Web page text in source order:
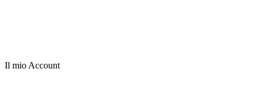
Il mio Account